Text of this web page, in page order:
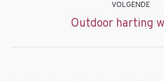
VOLGENDE
Next
Outdoor harting